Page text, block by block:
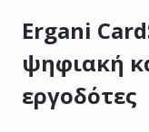
Ergani
ψηφιακή
εργοδότες